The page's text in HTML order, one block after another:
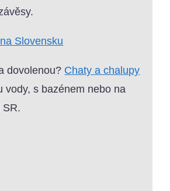
Slovensku
dovolenou? Chaty a chalupy
vody, s bazénem nebo na
SR.